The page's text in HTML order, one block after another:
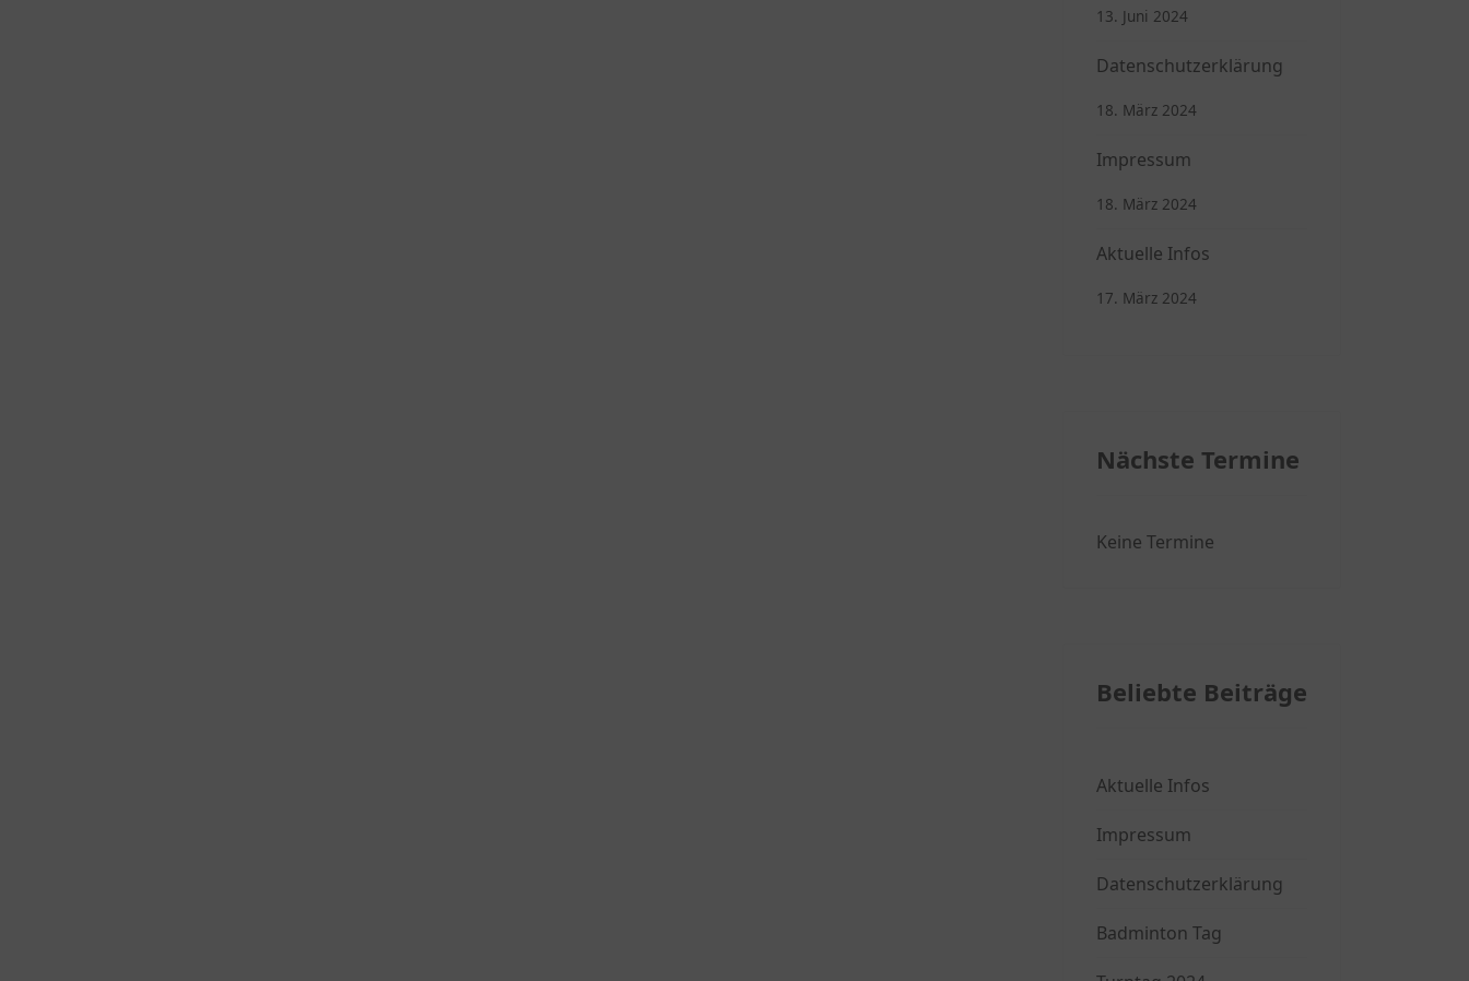
13. Juni 2024
Datenschutzerklärung
18. März 2024
Impressum
18. März 2024
Aktuelle Infos
17. März 2024
Nächste Termine
Keine Termine
Beliebte Beiträge
Aktuelle Infos
Impressum
Datenschutzerklärung
Badminton Tag